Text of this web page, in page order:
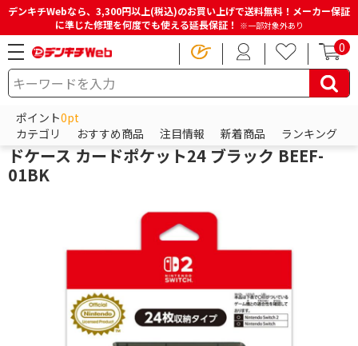
デンキチWebなら、3,300円以上(税込)のお買い上げで送料無料！メーカー保証
に準じた修理を何度でも使える延長保証！ ※一部対象外あり
0
ポイント0pt
カテゴリ
おすすめ商品 注目情報 新着商品 ランキング
HOME 商品一覧ページ ゲーム ゲーム機(互換機・その他)
マックスゲームズ Nintendo Switch 2 用カー
ドケース カードポケット24 ブラック BEEF-
01BK